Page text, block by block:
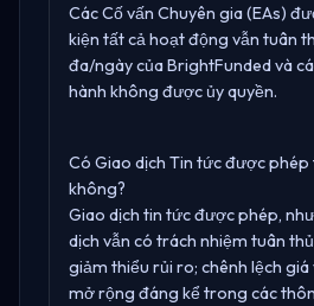
Các Cố vấn Chuyên gia (EAs)
kiện tất cả hoạt động vẫn tuân
đa/ngày của BrightFunded và
hành không được ủy quyền.
Có Giao dịch Tin tức được
không?
Giao dịch tin tức được phép,
dịch vẫn có trách nhiệm tuân
giảm thiểu rủi ro; chênh lệch
mở rộng đáng kể trong các